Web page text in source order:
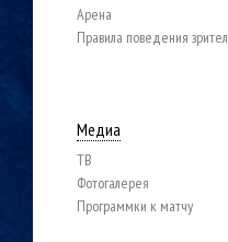
Арена
Правила поведения
Медиа
ТВ
Фотогалерея
Программки к матчу